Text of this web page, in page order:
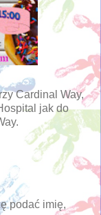
Cardinal Way,
jak do
podać imię,